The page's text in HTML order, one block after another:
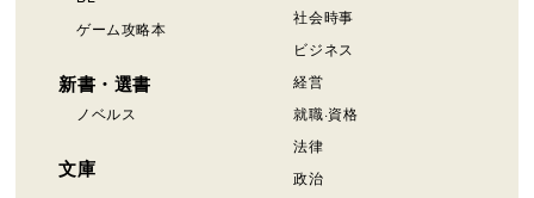
ゲーム攻略本
新書・選書
ノベルス
文庫
社会時事
ビジネス
経営
就職·資格
法律
政治